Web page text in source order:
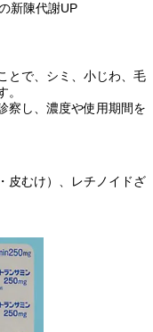
新陳代謝UP
とで、シミ、小じわ、毛
察し、濃度や使用期間を
皮むけ）、レチノイドざ